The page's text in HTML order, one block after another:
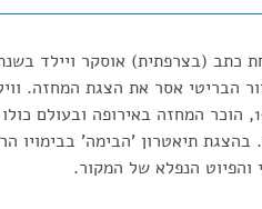
הבריטי אסר את הצגת המחזה.
המחזה. רק לאחר מותו, בשנת 1900, הוכר המחזה
תיאטרון 'הבימה' בבימויו
הנפלא של המקור.